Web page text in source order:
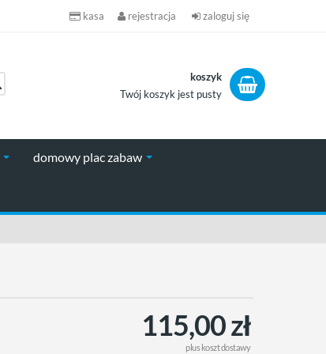
kasa rejestracja zaloguj się
koszyk
Twój koszyk jest pusty
domowy plac zabaw
115,00 zł
pluskoszt dostawy